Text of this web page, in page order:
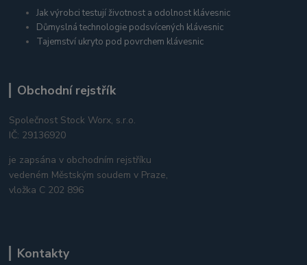
Jak výrobci testují životnost a odolnost klávesnic
Důmyslná technologie podsvícených klávesnic
Tajemství ukryto pod povrchem klávesnic
Obchodní rejstřík
Společnost Stock Worx, s.r.o.
IČ: 29136920
je zapsána v obchodním rejstříku
vedeném Městským soudem v Praze,
vložka C 202 896
Kontakty